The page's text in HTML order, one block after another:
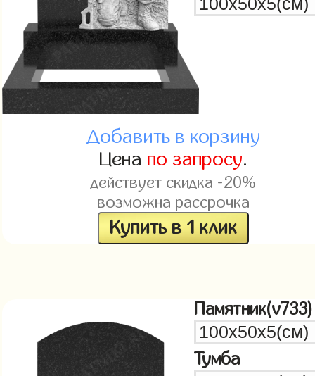
Добавить в корзину
Цена по запросу.
действует скидка -20%
возможна рассрочка
Купить в 1 клик
Памятник(v733)
Тумба